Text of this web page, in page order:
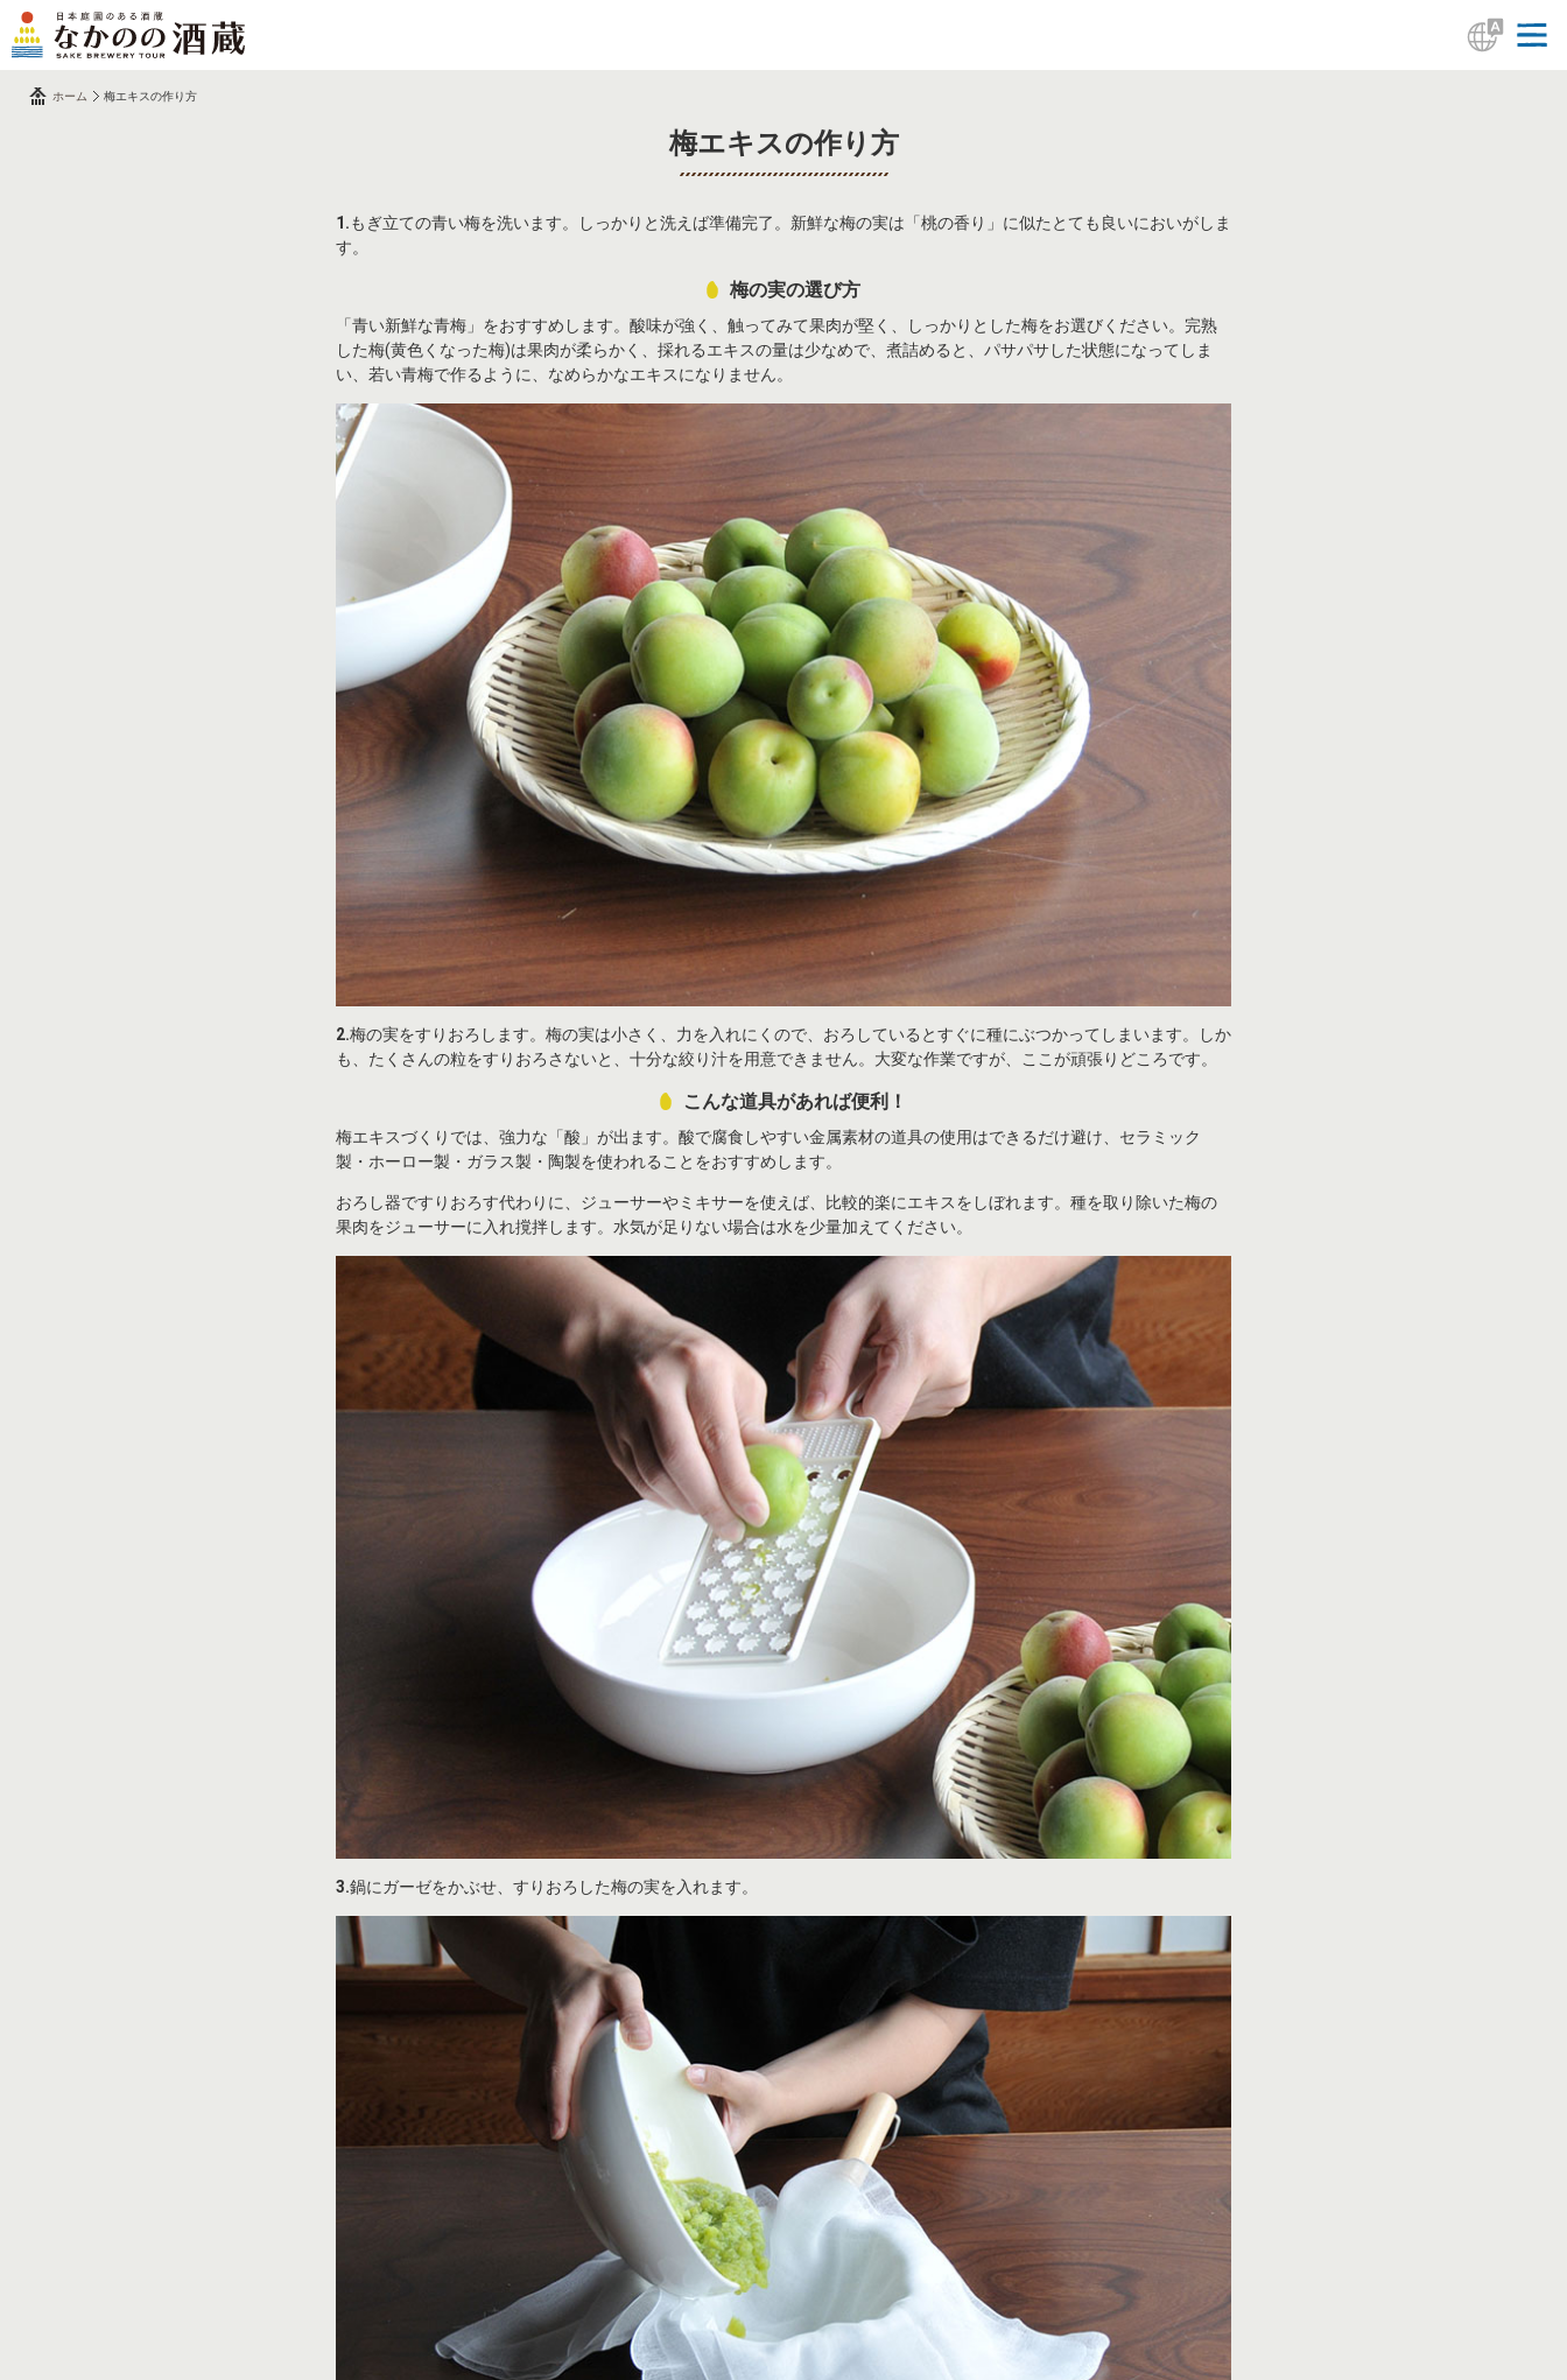
ホーム 梅エキスの作り方
梅エキスの作り方
1.もぎ立ての青い梅を洗います。しっかりと洗えば準備完了。新鮮な梅の実は「桃の香り」に似たとても良いにおいがしま
す。
梅の実の選び方
「青い新鮮な青梅」をおすすめします。酸味が強く、触ってみて果肉が堅く、しっかりとした梅をお選びください。完熟
した梅(黄色くなった梅)は果肉が柔らかく、採れるエキスの量は少なめで、煮詰めると、パサパサした状態になってしま
い、若い青梅で作るように、なめらかなエキスになりません。
2.梅の実をすりおろします。梅の実は小さく、力を入れにくので、おろしているとすぐに種にぶつかってしまいます。しか
も、たくさんの粒をすりおろさないと、十分な絞り汁を用意できません。大変な作業ですが、ここが頑張りどころです。
こんな道具があれば便利！
梅エキスづくりでは、強力な「酸」が出ます。酸で腐食しやすい金属素材の道具の使用はできるだけ避け、セラミック
製・ホーロー製・ガラス製・陶製を使われることをおすすめします。
おろし器ですりおろす代わりに、ジューサーやミキサーを使えば、比較的楽にエキスをしぼれます。種を取り除いた梅の
果肉をジューサーに入れ撹拌します。水気が足りない場合は水を少量加えてください。
3.鍋にガーゼをかぶせ、すりおろした梅の実を入れます。